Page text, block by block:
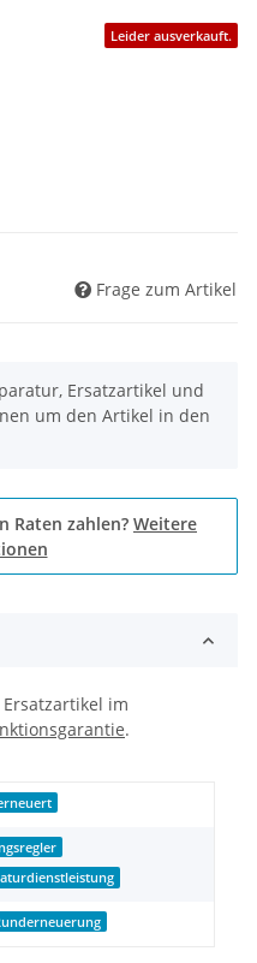
Leider ausverkauft.
Frage zum Artikel
Ersatzartikel und
um den Artikel in den
Raten zahlen? Weitere
im
.